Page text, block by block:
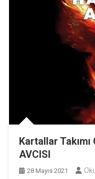
Kartallar
AVCISI
28 Mayıs 2021